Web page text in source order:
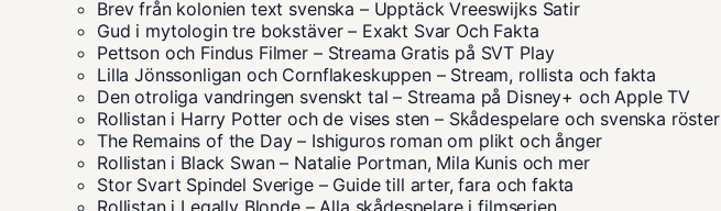
Brev från kolonien text svenska – Upptäck Vreeswijks Satir
Gud i mytologin tre bokstäver – Exakt Svar Och Fakta
Pettson och Findus Filmer – Streama Gratis på SVT Play
Lilla Jönssonligan och Cornflakeskuppen – Stream, rollista och fakta
Den otroliga vandringen svenskt tal – Streama på Disney+ och Apple TV
Rollistan i Harry Potter och de vises sten – Skådespelare och svenska röster
The Remains of the Day – Ishiguros roman om plikt och ånger
Rollistan i Black Swan – Natalie Portman, Mila Kunis och mer
Stor Svart Spindel Sverige – Guide till arter, fara och fakta
Rollistan i Legally Blonde – Alla skådespelare i filmserien